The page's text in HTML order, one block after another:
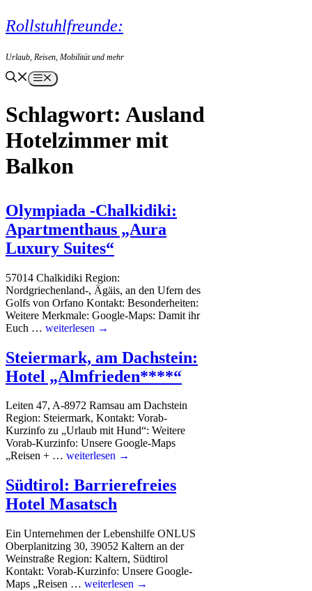
Zum
Inhalt
Rollstuhlfreunde:
Urlaub, Reisen, Mobilität und mehr
Menü
Ausland
Hotelzimmer mit
Balkon
Olympiada -Chalkidiki:
Apartmenthaus „Aura
Luxury Suites“
57014 Chalkidiki Region:
Nordgriechenland-, Ägäis, an den Ufern des
Golfs von Orfano Kontakt: Besonderheiten:
Weitere Merkmale: Google-Maps: Damit ihr
Euch … weiterlesen →
Steiermark, am Dachstein:
Hotel „Almfrieden****“
Leiten 47, A-8972 Ramsau am Dachstein
Region: Steiermark, Kontakt: Vorab-
Kurzinfo zu „Urlaub mit Hund“: Weitere
Vorab-Kurzinfo: Unsere Google-Maps
„Reisen + … weiterlesen →
Südtirol: Barrierefreies
Hotel Masatsch
Ein Unternehmen der Lebenshilfe ONLUS
Oberplanitzing 30, 39052 Kaltern an der
Weinstraße Region: Kaltern, Südtirol
Kontakt: Vorab-Kurzinfo: Unsere Google-
Maps „Reisen … weiterlesen →